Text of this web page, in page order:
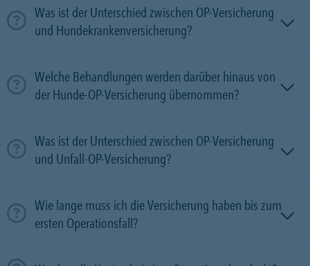
Was ist der Unterschied zwischen OP-Versicherung
und Hundekrankenversicherung?
Welche Behandlungen werden darüber hinaus von
der Hunde-OP-Versicherung übernommen?
Was ist der Unterschied zwischen OP-Versicherung
und Unfall-OP-Versicherung?
Wie lange muss ich die Versicherung haben bis zum
ersten Operationsfall?